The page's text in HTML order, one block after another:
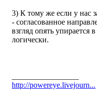
3) К тому же если у нас
- согласованное
взгляд опять
логически.
http://powereye.livejourn...